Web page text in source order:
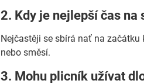
2. Kdy je nejlepší čas na
Nejčastěji se sbírá nať na
nebo směsí.
3. Mohu plicník užívat